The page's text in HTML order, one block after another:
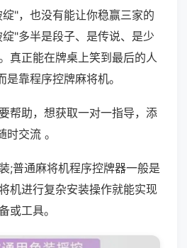
"，也没有能让你稳赢三家的
"多半是段子、是传说、是少
真正能在牌桌上笑到最后的人
靠程序控牌麻将机。
帮助，想获取一对一指导，添
交流 。
;普通麻将机程序控牌器一般是
机进行复杂安装操作就能实现
或工具。